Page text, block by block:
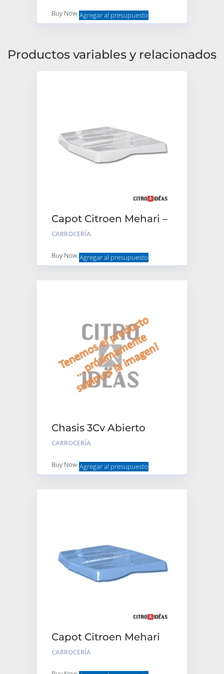
Buy Now Agregar al presupuesto
Productos variables y relacionados
Capot Citroen Mehari –
Blanco
CARROCERÍA
Buy Now Agregar al presupuesto
Chasis 3Cv Abierto
Furgoneta M/V =>72
CARROCERÍA
Buy Now Agregar al presupuesto
Capot Citroen Mehari
Azul Reforzado
CARROCERÍA